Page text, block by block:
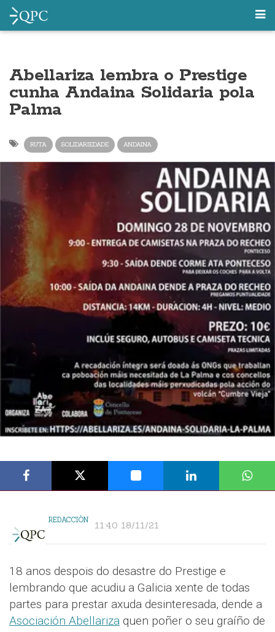
Abellariza lembra o Prestige
cunha Andaina Solidaria pola
Palma
RUTA SOLIDARIEDADE ANDAINA
REDACCIÓN 11:40 18/11/21
18 anos despois do desastre do Prestige e
lembrando que acudiu a Galicia xente de todas
partes para prestar axuda desinteresada, dende a
Asociación Abellariza quen poñer o seu graíño de